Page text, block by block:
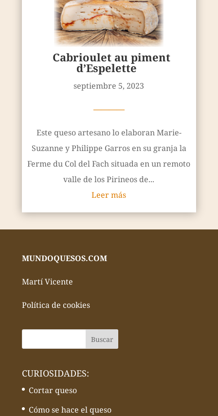
Cabrioulet au piment
d’Espelette
septiembre 5, 2023
————
Este queso artesano lo elaboran Marie-
Suzanne y Philippe Garros en su granja la
Ferme du Col del Fach situada en un remoto
valle de los Pirineos de...
Leer más
MUNDOQUESOS.COM
Martí Vicente
Política de cookies
CURIOSIDADES:
Cortar queso
Cómo se hace el queso